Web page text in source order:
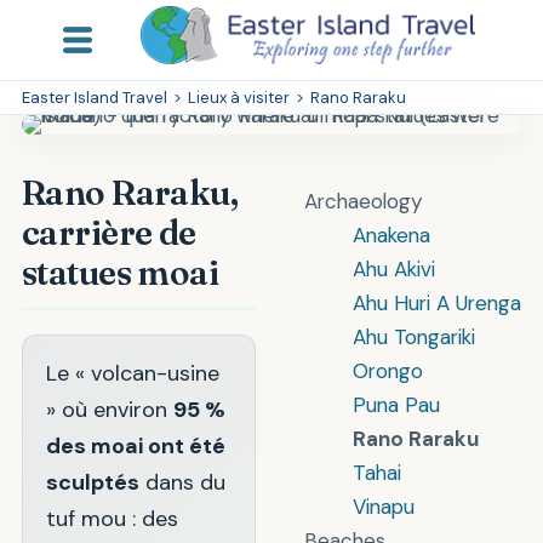
Easter Island Travel > Lieux à visiter > Rano Raraku
Archaeology
Anakena
Ahu Akivi
Ahu Huri A Urenga
Ahu Tongariki
Orongo
Puna Pau
Rano Raraku
Tahai
Vinapu
Rano Raraku,
carrière de
statues moai
Le « volcan-usine
» où environ 95 %
des moai ont été
sculptés dans du
tuf mou : des